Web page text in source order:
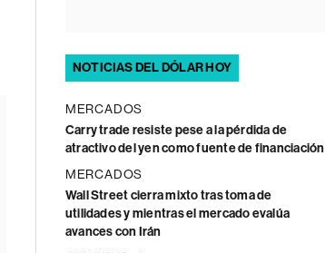
NOTICIAS DEL DÓLAR HOY
MERCADOS
Carry trade resiste pese a la pérdida de
atractivo del yen como fuente de financiación
MERCADOS
Wall Street cierra mixto tras toma de
utilidades y mientras el mercado evalúa
avances con Irán